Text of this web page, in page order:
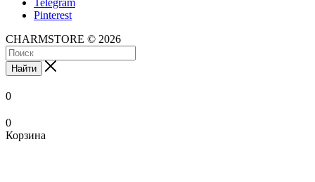
Pinterest
CHARMSTORE © 2026
Найти
0
0
Корзина